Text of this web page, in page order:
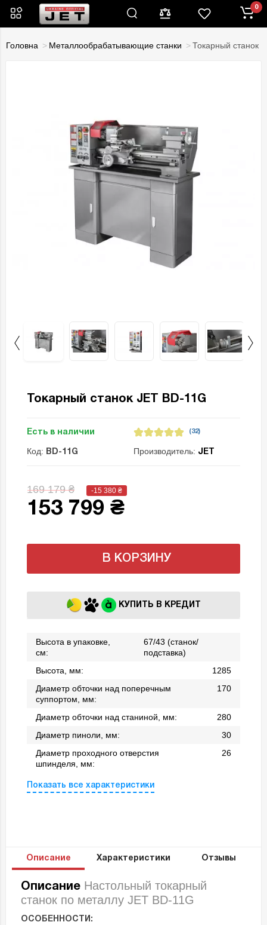
0
Головна Металлообрабатывающие станки Токарный станок
Токарный станок JET BD-11G
Есть в наличии (32)
Код: BD-11G Производитель: JET
169 179 ₴ -15 380 ₴
153 799 ₴
В КОРЗИНУ
КУПИТЬ В КРЕДИТ
Высота в упаковке,
см:
67/43 (станок/
подставка)
Высота, мм:
1285
Диаметр обточки над поперечным
суппортом, мм:
170
Диаметр обточки над станиной, мм:
280
Диаметр пиноли, мм:
30
Диаметр проходного отверстия
шпинделя, мм:
26
Показать все характеристики
Описание Характеристики Отзывы
Описание Настольный токарный
станок по металлу JET BD-11G
ОСОБЕННОСТИ: